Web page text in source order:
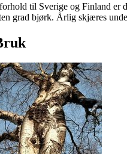
til Sverige og Finland er
grad bjørk. Årlig skjæres